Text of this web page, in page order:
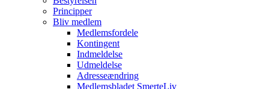
Principper
Bliv medlem
Medlemsfordele
Kontingent
Indmeldelse
Udmeldelse
Adresseændring
Medlemsbladet SmerteLiv